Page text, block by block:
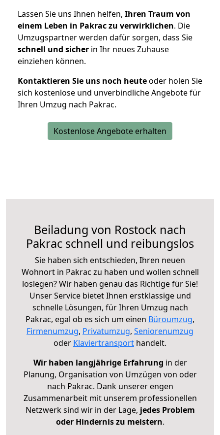
Lassen Sie uns Ihnen helfen, Ihren Traum von
einem Leben in Pakrac zu verwirklichen. Die
Umzugspartner werden dafür sorgen, dass Sie
schnell und sicher in Ihr neues Zuhause
einziehen können.
Kontaktieren Sie uns noch heuteoder holen Sie
sich kostenlose und unverbindliche Angebote für
Ihren Umzug nach Pakrac.
Kostenlose Angebote erhalten
Beiladung von Rostock nach
Pakrac schnell und reibungslos
Sie haben sich entschieden, Ihren neuen
Wohnort in Pakrac zu haben und wollen schnell
loslegen? Wir haben genau das Richtige für Sie!
Unser Service bietet Ihnen erstklassige und
schnelle Lösungen, für Ihren Umzug nach
Pakrac, egal ob es sich um einen Büroumzug,
Firmenumzug, Privatumzug, Seniorenumzug
oder Klaviertransport handelt.
Wir haben langjährige Erfahrung in der
Planung, Organisation von Umzügen von oder
nach Pakrac. Dank unserer engen
Zusammenarbeit mit unserem professionellen
Netzwerk sind wir in der Lage, jedes Problem
oder Hindernis zu meistern.